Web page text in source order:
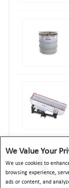
We Value Your
We use cookies to
browsing experience,
ads or content, and